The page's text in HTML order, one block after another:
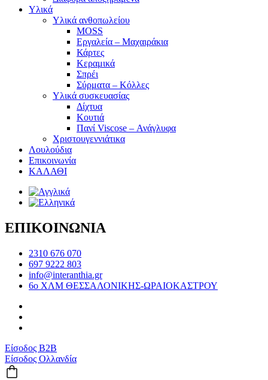
Υλικά
Υλικά ανθοπωλείου
MOSS
Εργαλεία – Μαχαιράκια
Κάρτες
Κεραμικά
Σπρέι
Σύρματα – Κόλλες
Υλικά συσκευασίας
Δίχτυα
Κουτιά
Πανί Viscose – Ανάγλυφα
Χριστουγεννιάτικα
Λουλούδια
Επικοινωνία
ΚΑΛΑΘΙ
ΕΠΙΚΟΙΝΩΝΙΑ
2310 676 070
697 9222 803
info@interanthia.gr
6ο ΧΛΜ ΘΕΣΣΑΛΟΝΙΚΗΣ-ΩΡΑΙΟΚΑΣΤΡΟΥ
Είσοδος B2B
Είσοδος Ολλανδία